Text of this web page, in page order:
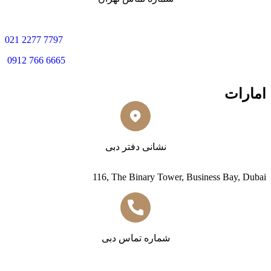
021 2277 7797
0912 766 6665
امارات
نشانی دفتر دبی
116, The Binary Tower, Business Bay, Dubai
شماره تماس دبی